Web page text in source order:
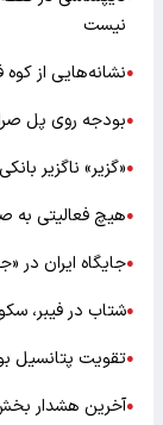
نیست
●نشانه‌هایی از کوه
●بودجه روی پل
●«گزیر» ناگزیر بانکی
●هیچ فعالیتی به
●جایگاه ایران در
●شتاب در فیبر،
●تقویت پتانسیل
●آخرین هشدار